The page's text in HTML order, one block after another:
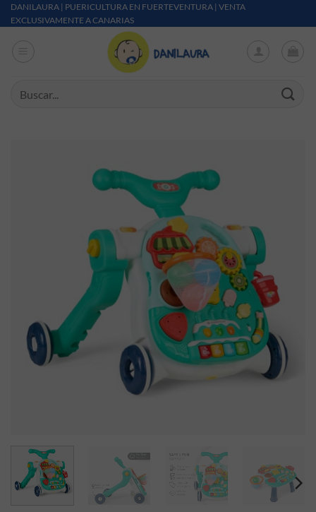
Saltar al contenido
DANILAURA | PUERICULTURA EN FUERTEVENTURA | VENTA
EXCLUSIVAMENTE A CANARIAS